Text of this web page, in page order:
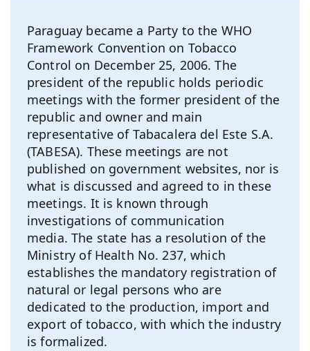
Paraguay became a Party to the WHO
Framework Convention on Tobacco
Control on December 25, 2006. The
president of the republic holds periodic
meetings with the former president of the
republic and owner and main
representative of Tabacalera del Este S.A.
(TABESA). These meetings are not
published on government websites, nor is
what is discussed and agreed to in these
meetings. It is known through
investigations of communication
media. The state has a resolution of the
Ministry of Health No. 237, which
establishes the mandatory registration of
natural or legal persons who are
dedicated to the production, import and
export of tobacco, with which the industry
is formalized.